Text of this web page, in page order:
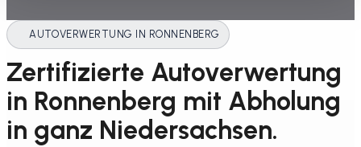
AUTOVERWERTUNG IN RONNENBERG
Zertifizierte Autoverwertung
in Ronnenberg mit Abholung
in ganz Niedersachsen.